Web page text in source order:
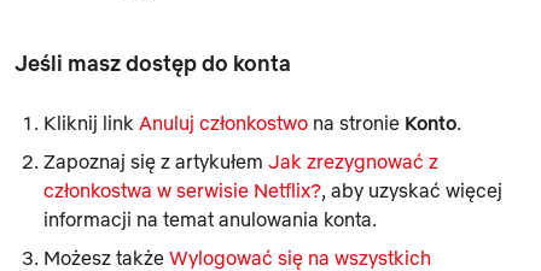
Jeśli masz dostęp do konta
Kliknij link Anuluj członkostwo na stronie Konto.
Zapoznaj się z artykułem Jak zrezygnować z
członkostwa w serwisie Netflix?, aby uzyskać więcej
informacji na temat anulowania konta.
Możesz także Wylogować się na wszystkich